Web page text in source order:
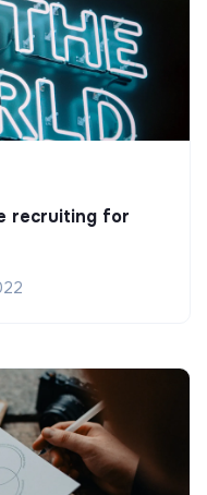
recruiting for